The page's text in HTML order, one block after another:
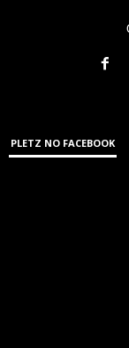
PLETZ NO FACEBOOK